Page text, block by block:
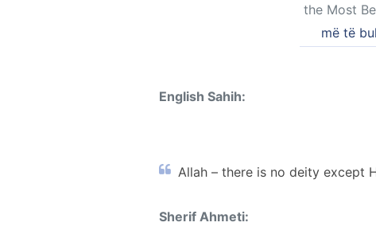
the Most
më të
English Sahih:
Allah – there is no deity except
Sherif Ahmeti: